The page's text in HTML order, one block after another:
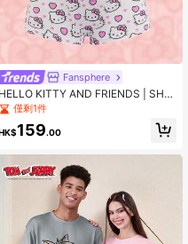
Fansphere
HELLO KITTY AND FRIENDS | SHEI
N 女士可爱卡通猫咪印花字母文胸和
内裤套装
僅剩1件
159.00